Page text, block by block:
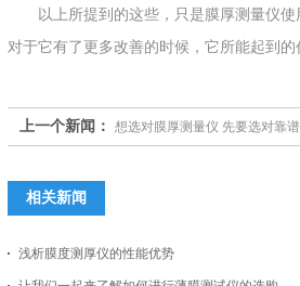
以上所提到的这些，只是膜厚测量仪使
对于它有了更多改善的时候，它所能起到
上一个新闻： 想选对膜厚测量仪 先要选对靠
相关新闻
浅析膜度测厚仪的性能优势